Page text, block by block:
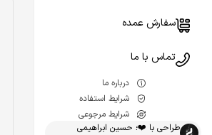
سفارش عمده
تماس با ما
درباره ما
شرایط استفاده
شرایط مرجوعی
طراحی با ❤️؛ حسین ابراهیمی